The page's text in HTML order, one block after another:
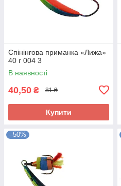
Спінінгова приманка «Лижа»
40 г 004 3
В наявності
40,50 ₴ 81 ₴
Купити
–50%